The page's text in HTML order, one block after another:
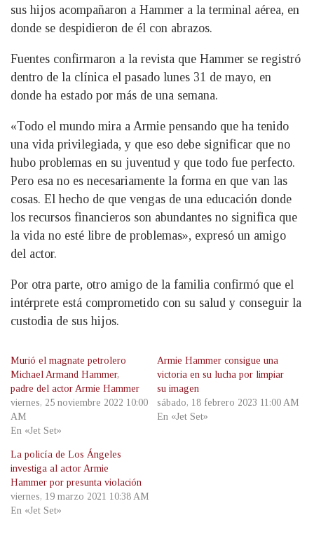
sus hijos acompañaron a Hammer a la terminal aérea, en
donde se despidieron de él con abrazos.
Fuentes confirmaron a la revista que Hammer se registró
dentro de la clínica el pasado lunes 31 de mayo, en
donde ha estado por más de una semana.
«Todo el mundo mira a Armie pensando que ha tenido
una vida privilegiada, y que eso debe significar que no
hubo problemas en su juventud y que todo fue perfecto.
Pero esa no es necesariamente la forma en que van las
cosas. El hecho de que vengas de una educación donde
los recursos financieros son abundantes no significa que
la vida no esté libre de problemas», expresó un amigo
del actor.
Por otra parte, otro amigo de la familia confirmó que el
intérprete está comprometido con su salud y conseguir la
custodia de sus hijos.
Murió el magnate petrolero
Michael Armand Hammer,
padre del actor Armie Hammer
viernes, 25 noviembre 2022 10:00
AM
En «Jet Set»
Armie Hammer consigue una
victoria en su lucha por limpiar
su imagen
sábado, 18 febrero 2023 11:00 AM
En «Jet Set»
La policía de Los Ángeles
investiga al actor Armie
Hammer por presunta violación
viernes, 19 marzo 2021 10:38 AM
En «Jet Set»